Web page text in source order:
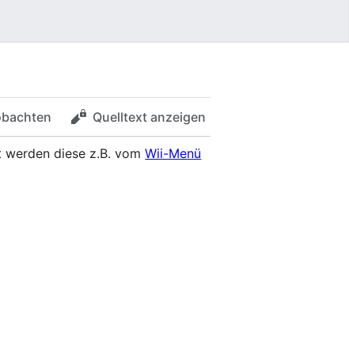
Quelltext anzeigen
werden diese z.B. vomWii-Menü